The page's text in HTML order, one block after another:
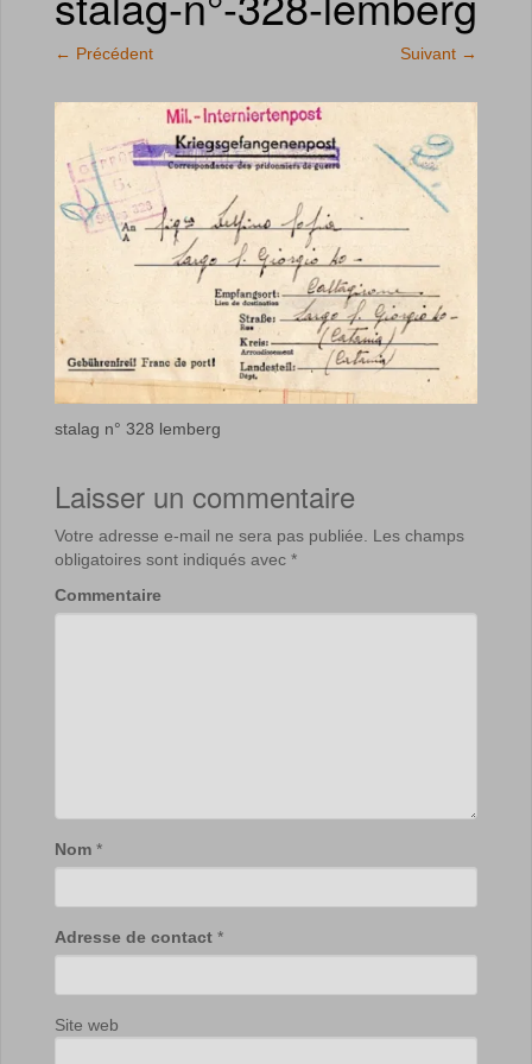
← Précédent Suivant →
stalag n° 328 lemberg
Laisser un commentaire
Votre adresse e-mail ne sera pas publiée. Les champs
obligatoires sont indiqués avec *
Commentaire
Nom *
Adresse de contact *
Site web